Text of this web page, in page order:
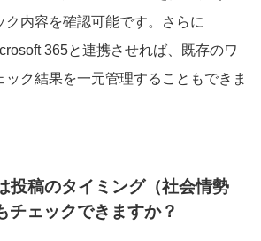
ク内容を確認可能です。さらに
365と連携させれば、既存のワ
ック結果を一元管理することもできま
投稿のタイミング（社会情勢
チェックできますか？